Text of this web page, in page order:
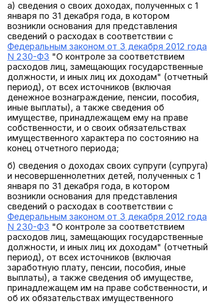
а) сведения о своих доходах, полученных с 1
января по 31 декабря года, в котором
возникли основания для представления
сведений о расходах в соответствии с
Федеральным законом от 3 декабря 2012 года
N 230-ФЗ "О контроле за соответствием
расходов лиц, замещающих государственные
должности, и иных лиц их доходам" (отчетный
период), от всех источников (включая
денежное вознаграждение, пенсии, пособия,
иные выплаты), а также сведения об
имуществе, принадлежащем ему на праве
собственности, и о своих обязательствах
имущественного характера по состоянию на
конец отчетного периода;
б) сведения о доходах своих супруги (супруга)
и несовершеннолетних детей, полученных с 1
января по 31 декабря года, в котором
возникли основания для представления
сведений о расходах в соответствии с
Федеральным законом от 3 декабря 2012 года
N 230-ФЗ "О контроле за соответствием
расходов лиц, замещающих государственные
должности, и иных лиц их доходам" (отчетный
период), от всех источников (включая
заработную плату, пенсии, пособия, иные
выплаты), а также сведения об имуществе,
принадлежащем им на праве собственности, и
об их обязательствах имущественного